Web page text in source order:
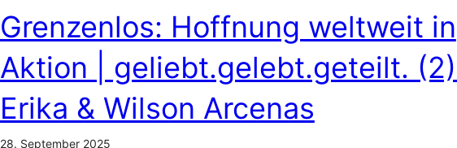
Grenzenlos: Hoffnung weltweit in
Aktion | geliebt.gelebt.geteilt. (2) |
Erika & Wilson Arcenas
28. September 2025